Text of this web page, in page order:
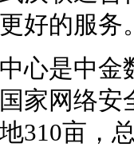
好的服务
心是中金
家网络
310亩，